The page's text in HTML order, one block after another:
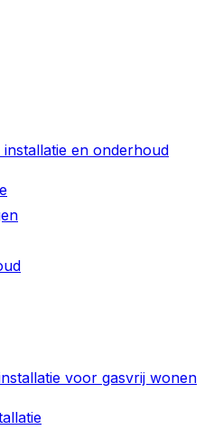
en onderhoud
voor gasvrij wonen